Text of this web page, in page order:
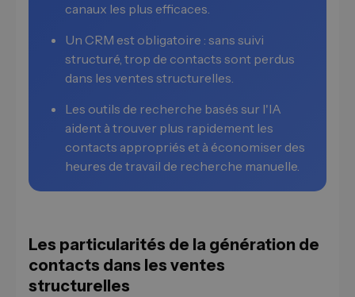
canaux les plus efficaces.
Un CRM est obligatoire : sans suivi
structuré, trop de contacts sont perdus
dans les ventes structurelles.
Les outils de recherche basés sur l'IA
aident à trouver plus rapidement les
contacts appropriés et à économiser des
heures de travail de recherche manuelle.
Les particularités de la génération de
contacts dans les ventes
structurelles